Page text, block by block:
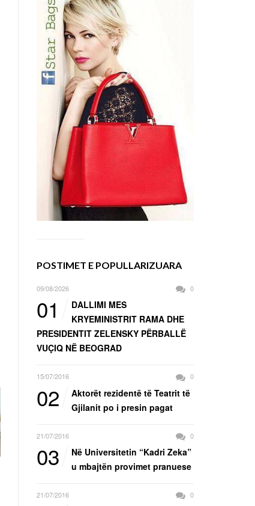
POSTIMET E POPULLARIZUARA
09/08/2026 0
01
DALLIMI MES
KRYEMINISTRIT RAMA DHE
PRESIDENTIT ZELENSKY PËRBALLË
VUÇIQ NË BEOGRAD
15/07/2016 0
02
Aktorët rezidentë të Teatrit të
Gjilanit po i presin pagat
21/07/2016 0
03
Në Universitetin “Kadri Zeka”
u mbajtën provimet pranuese
21/07/2016 0